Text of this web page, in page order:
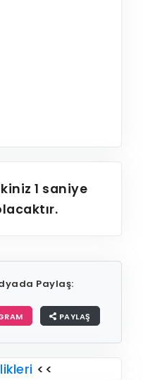
1 saniye
Paylaş:
PAYLAŞ
<<